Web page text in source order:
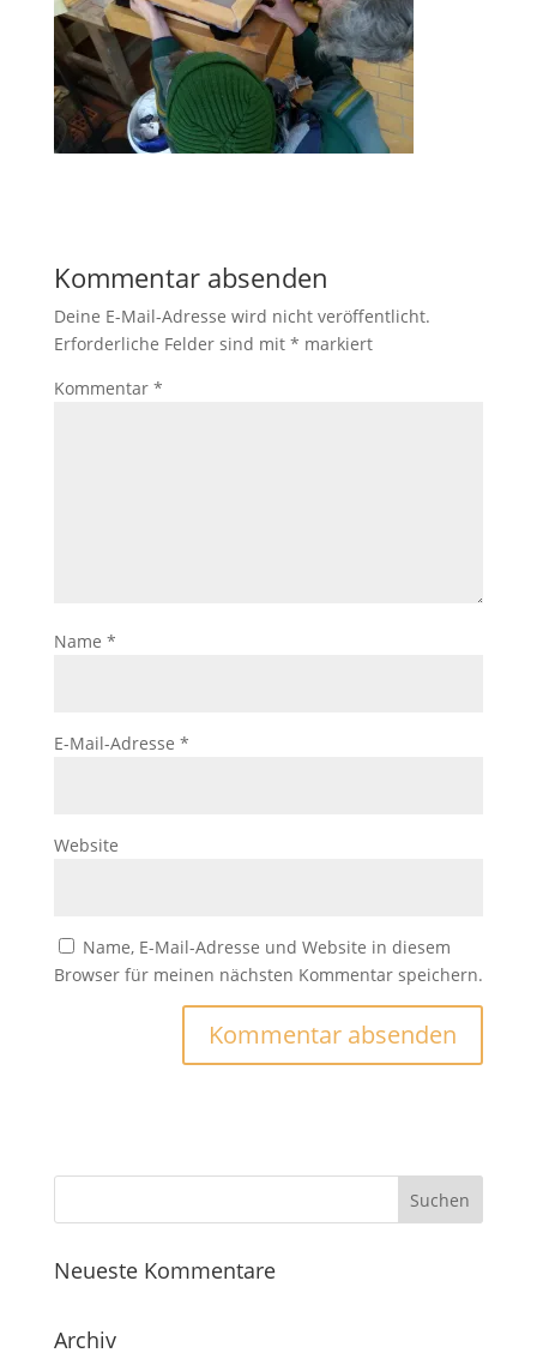
Kommentar absenden
Deine E-Mail-Adresse wird nicht veröffentlicht.
Erforderliche Felder sind mit * markiert
Kommentar *
Name *
E-Mail-Adresse *
Website
Name, E-Mail-Adresse und Website in diesem
Browser für meinen nächsten Kommentar speichern.
Neueste Kommentare
Archiv